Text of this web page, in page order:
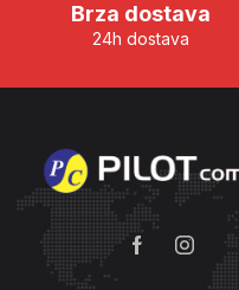
Brza dostava
24h dostava